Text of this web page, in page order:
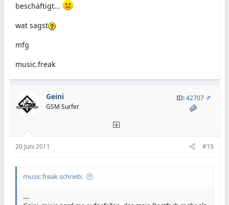
beschäftigt...
wat sagst
mfg
music.freak
Geini
GSM Surfer
ID:42707
20 Juni 2011 #19
music.freak schrieb:
....